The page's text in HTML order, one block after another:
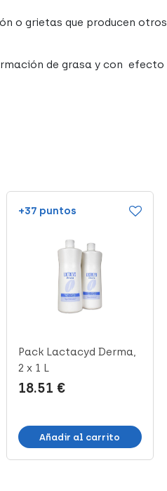
o grietas que producen otros
de grasa y con efecto
+37 puntos
Pack Lactacyd Derma,
2 x 1 L
18.51 €
Añadir al carrito